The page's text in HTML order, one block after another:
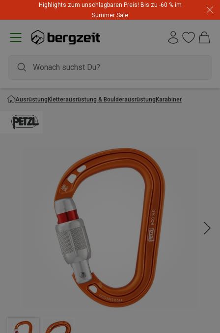
Highlights zum unschlagbaren Preis! Bis zu -60 % im
Summer Sale
AusrüstungKletterausrüstung & BoulderausrüstungKarabiner